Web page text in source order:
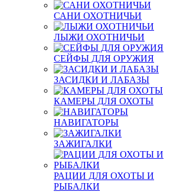
САНИ ОХОТНИЧЬИ
ЛЫЖИ ОХОТНИЧЬИ
СЕЙФЫ ДЛЯ ОРУЖИЯ
ЗАСИДКИ И ЛАБАЗЫ
КАМЕРЫ ДЛЯ ОХОТЫ
НАВИГАТОРЫ
ЗАЖИГАЛКИ
РАЦИИ ДЛЯ ОХОТЫ И
РЫБАЛКИ